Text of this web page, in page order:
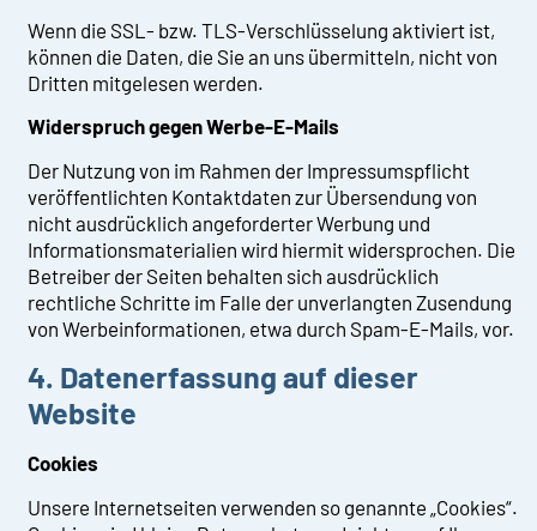
Wenn die SSL- bzw. TLS-Verschlüsselung aktiviert ist,
können die Daten, die Sie an uns übermitteln, nicht von
Dritten mitgelesen werden.
Widerspruch gegen Werbe-E-Mails
Der Nutzung von im Rahmen der Impressumspflicht
veröffentlichten Kontaktdaten zur Übersendung von
nicht ausdrücklich angeforderter Werbung und
Informationsmaterialien wird hiermit widersprochen. Die
Betreiber der Seiten behalten sich ausdrücklich
rechtliche Schritte im Falle der unverlangten Zusendung
von Werbeinformationen, etwa durch Spam-E-Mails, vor.
4. Datenerfassung auf dieser
Website
Cookies
Unsere Internetseiten verwenden so genannte „Cookies“.